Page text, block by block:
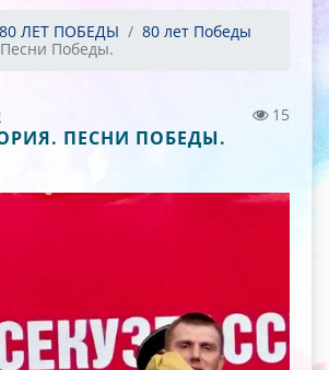
80 ЛЕТ ПОБЕДЫ
80 лет Победы
Победы.
15
ПЕСНИ ПОБЕДЫ.